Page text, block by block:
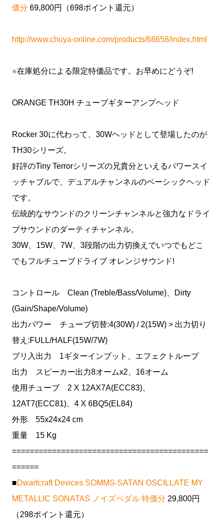
価分 69,800円（698ポイント還元）
http://www.chuya-online.com/products/68658/index.html
※在庫処分による限定特価品です。お早めにどうぞ!
ORANGE TH30H チューブギターアンプヘッド
Rocker 30に代わって、30Wヘッドとして登場したのが
TH30シリーズ。
好評のTiny Terrorシリーズの兄貴分といえるパワースイ
ッチャブルで、デュアルチャンネルのベーシックヘッド
です。
伝統的なサウンドのクリーンチャンネルと強力なドライ
ブサウンドのダーティチャンネル。
30W、15W、7W、3段階の出力切換えでいつでもどこ
でもフルチューブドライブ オレンジサウンド!
コントロール Clean (Treble/Bass/Volume)、Dirty
(Gain/Shape/Volume)
出力パワー チューブ切替:4(30W) / 2(15W) > 出力切り
替え:FULL/HALF(15W/7W)
プリ入出力 1ギターインプット、エフェクトループ
出力 スピーカー出力8オームx2、16オーム
使用チューブ 2 X 12AX7A(ECC83)、
12AT7(ECC81)、4 X 6BQ5(EL84)
外形 55x24x24 cm
重量 15 Kg
============================================
======
■Dwarfcraft Devices SOMMS-SATAN OSCILLATE MY
METALLIC SONATAS ノイズペダル 特価分 29,800円
（298ポイント還元）